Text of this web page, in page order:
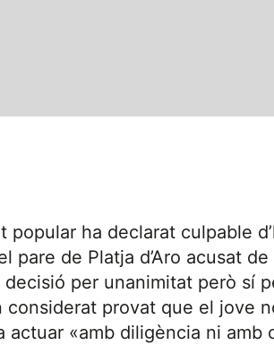
ha declarat culpable
de Platja d’Aro acusat de
per unanimitat però sí
considerat provat que el jove
«amb diligència ni amb